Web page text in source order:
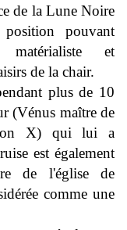
de la Lune Noire
pouvant
et
de la chair.
plus de 10
(Vénus maître de
X) qui lui a
est également
de l'église de
comme une